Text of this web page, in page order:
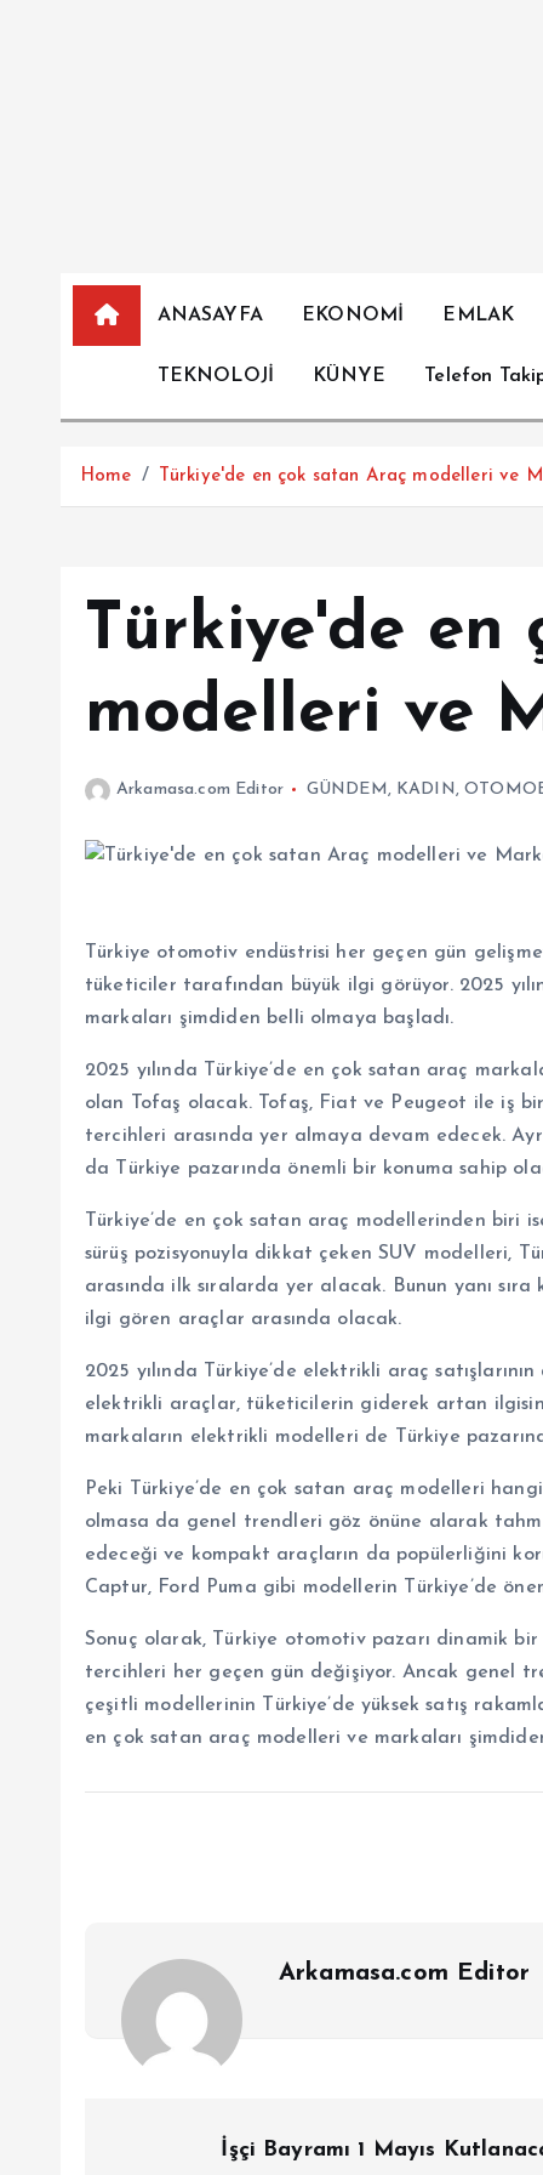
ANASAYFA EKONOMİ EMLAK
TEKNOLOJİ KÜNYE Telefon
Home Türkiye'de en çok satan Araç modelleri ve
Türkiye'de en
modelleri ve
Arkamasa.com Editor GÜNDEM, KADIN,
Türkiye otomotiv endüstrisi her geçen gün
tüketiciler tarafından büyük ilgi görüyor. 2025
markaları şimdiden belli olmaya başladı.
2025 yılında Türkiye’de en çok satan araç
olan Tofaş olacak. Tofaş, Fiat ve Peugeot ile iş
tercihleri arasında yer almaya devam edecek.
da Türkiye pazarında önemli bir konuma sahip
Türkiye’de en çok satan araç modellerinden biri
sürüş pozisyonuyla dikkat çeken SUV modelleri,
arasında ilk sıralarda yer alacak. Bunun yanı
ilgi gören araçlar arasında olacak.
2025 yılında Türkiye’de elektrikli araç
elektrikli araçlar, tüketicilerin giderek artan
markaların elektrikli modelleri de Türkiye
Peki Türkiye’de en çok satan araç modelleri
olmasa da genel trendleri göz önüne alarak
edeceği ve kompakt araçların da popülerliğini
Captur, Ford Puma gibi modellerin Türkiye’de
Sonuç olarak, Türkiye otomotiv pazarı dinamik
tercihleri her geçen gün değişiyor. Ancak genel
çeşitli modellerinin Türkiye’de yüksek satış
en çok satan araç modelleri ve markaları
Arkamasa.com Editor
İşçi Bayramı 1 Mayıs